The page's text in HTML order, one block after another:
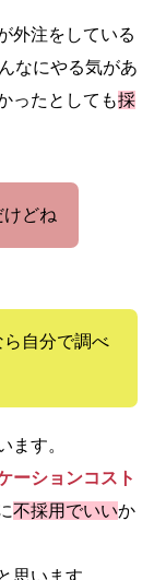
外注をしている
なにやる気があ
ったとしても採
どね
自分で調べ
ます。
ーションコスト
不採用でいいか